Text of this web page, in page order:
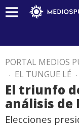
PORTAL MEDIOS
. EL TUNGUE LÉ .
El triunfo
análisis de
Elecciones